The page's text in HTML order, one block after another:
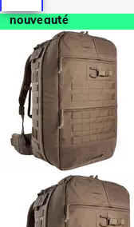
nouveauté